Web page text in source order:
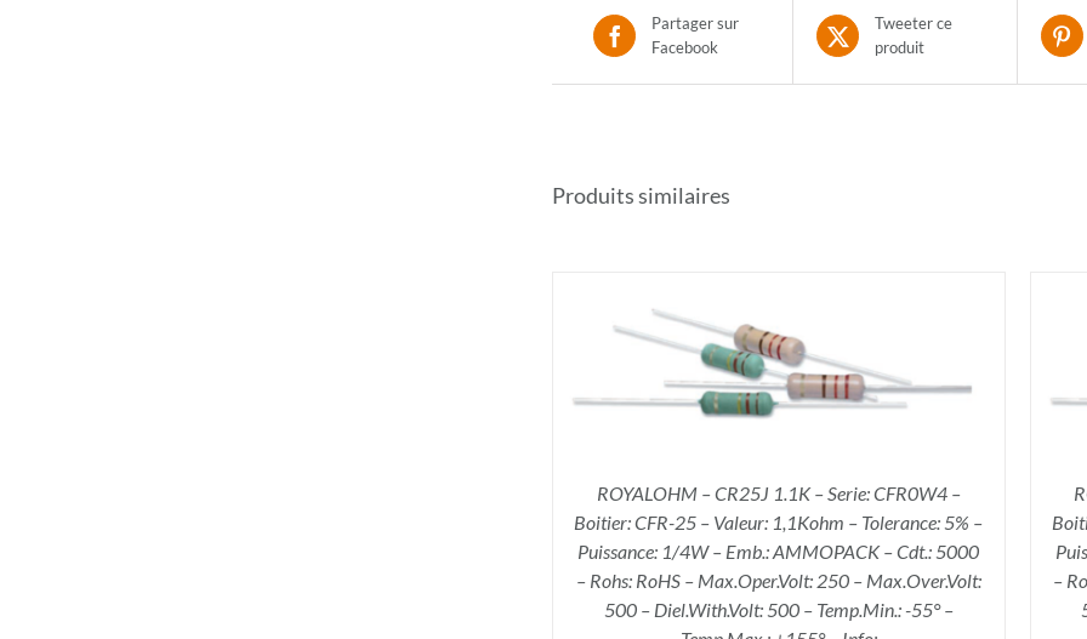
Partager sur
Facebook
Tweeter ce
produit
Produits similaires
ROYALOHM – CR25J 1.1K – Serie: CFR0W4 –
Boitier: CFR-25 – Valeur: 1,1Kohm – Tolerance: 5% –
Puissance: 1/4W – Emb.: AMMOPACK – Cdt.: 5000
– Rohs: RoHS – Max.Oper.Volt: 250 – Max.Over.Volt:
500 – Diel.With.Volt: 500 – Temp.Min.: -55° –
AJOUTER AU PANIER /
–